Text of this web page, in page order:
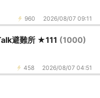
960 2026/08/07 09:11
避難所 ★111 (1000)
458 2026/08/07 04:51